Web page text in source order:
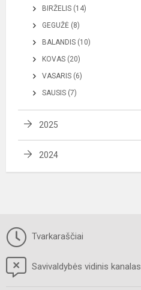
BIRŽELIS (14)
GEGUŽĖ (8)
BALANDIS (10)
KOVAS (20)
VASARIS (6)
SAUSIS (7)
2025
2024
Tvarkaraščiai
Savivaldybės vidinis kanalas